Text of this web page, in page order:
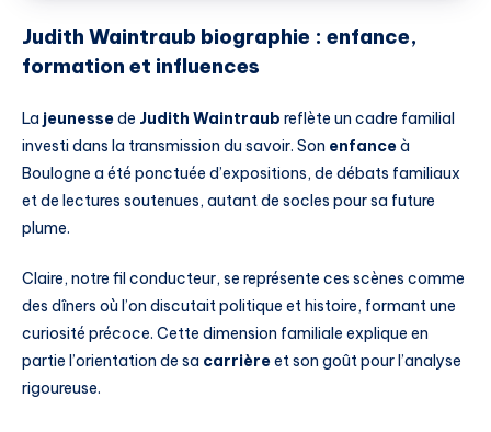
Judith Waintraub biographie : enfance,
formation et influences
La jeunessede Judith Waintraub reflète un cadre familial
investi dans la transmission du savoir. Son enfanceà
Boulogne a été ponctuée d’expositions, de débats familiaux
et de lectures soutenues, autant de socles pour sa future
plume.
Claire, notre fil conducteur, se représente ces scènes comme
des dîners où l’on discutait politique et histoire, formant une
curiosité précoce. Cette dimension familiale explique en
partie l’orientation de sa carrièreet son goût pour l’analyse
rigoureuse.